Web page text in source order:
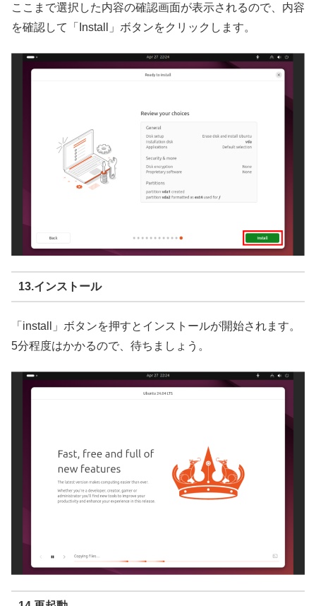
ここまで選択した内容の確認画面が表示されるので、内容
を確認して「Install」ボタンをクリックします。
13.インストール
「install」ボタンを押すとインストールが開始されます。
5分程度はかかるので、待ちましょう。